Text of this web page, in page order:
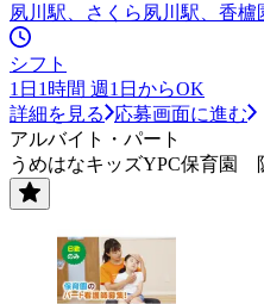
夙川駅、さくら夙川駅、香櫨
シフト
1日1時間 週1日からOK
詳細を見る
応募画面に進む
アルバイト・パート
うめはなキッズYPC保育園